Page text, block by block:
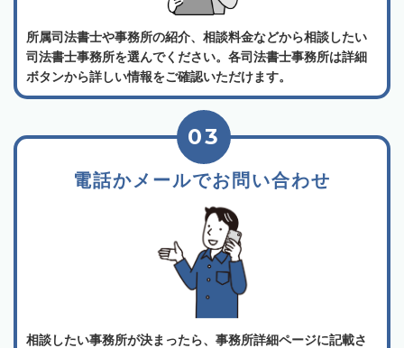
所属司法書士や事務所の紹介、相談料金などから相談したい
司法書士事務所を選んでください。各司法書士事務所は詳細
ボタンから詳しい情報をご確認いただけます。
電話かメールでお問い合わせ
03
相談したい事務所が決まったら、事務所詳細ページに記載さ